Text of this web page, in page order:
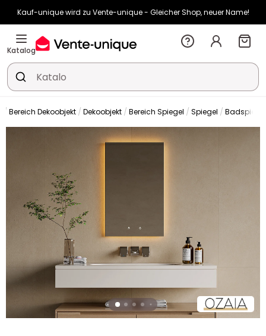
Kauf-unique wird zu Vente-unique - Gleicher Shop, neuer Name!
-10% ab €450 mitENJOY10auf Vente-unique-Produkte
Noch:
Katalog
Bereich Dekoobjekt Dekoobjekt Bereich Spiegel Spiegel Badspiegel